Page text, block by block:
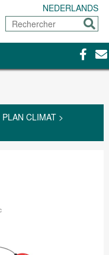
NEDERLANDS
Rechercher
PLAN CLIMAT>